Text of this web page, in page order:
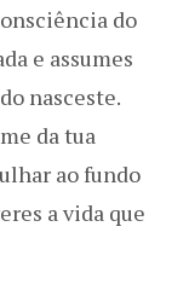
do
e assumes
nasceste.
da tua
ao fundo
a vida que